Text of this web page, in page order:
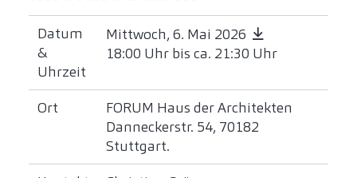
Datum
&
Uhrzeit
Mittwoch, 6. Mai 2026
18:00 Uhr bis ca. 21:30 Uhr
Ort
FORUM Haus der Architekten
Danneckerstr. 54, 70182
Stuttgart.